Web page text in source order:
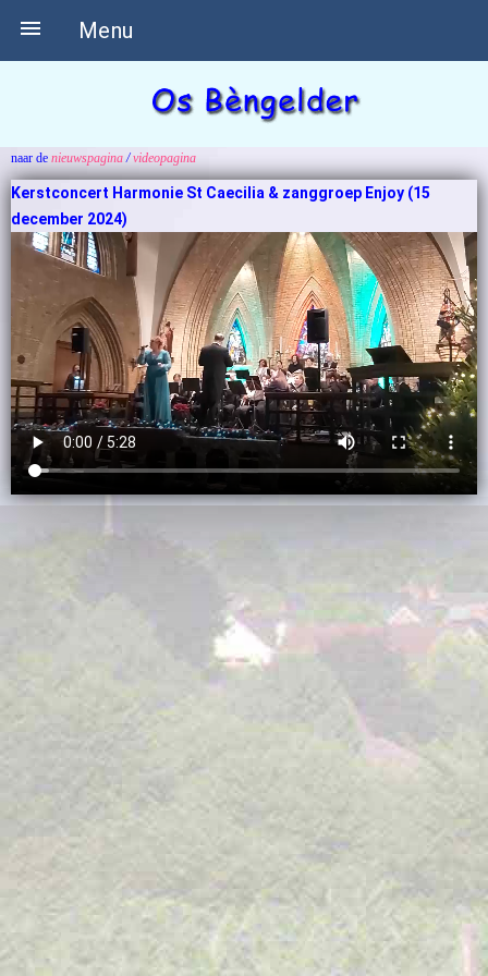
Menu

naar de nieuwspagina/videopagina
Kerstconcert Harmonie St Caecilia & zanggroep Enjoy (15
december 2024)